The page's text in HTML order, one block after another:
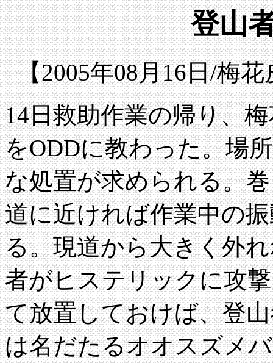
登山
【2005年08月16日/梅
14日救助作業の帰り、
をODDに教わった。場
な処置が求められる。
道に近ければ作業中の
る。現道から大きく外
者がヒステリックに攻
て放置しておけば、登
は名だたるオオスズメ